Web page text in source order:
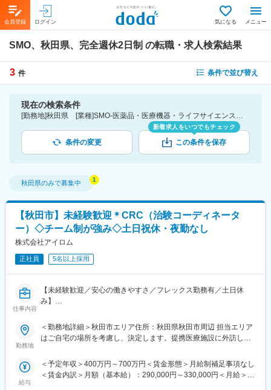
会員登録 ログイン 気になる メニュー
SMO、秋田県、完全週休2日制 の転職・求人検索結果
3 件 条件で並び替え
現在の検索条件
[勤務地]秋田県 [業種]SMO-医薬品・医療機器・ライフサイエンス・医療系サービス [こだわり条件ピックアップ]完全週休2日制 [詳細条件](休日・働き方)完全週休2日制
条件の変更
新着求人をいつでもチェック
この条件を保存
秋田県のみで募集中
【秋田市】未経験歓迎＊CRC（治験コーディネータ
ー）◇チーム制が強み◇土日祝休・夜勤なし
株式会社アイロム
正社員 5名以上採用
仕事内容
【未経験歓迎／安心の働きやすさ／フレックス勤務有／土日休
み】
■業務詳細／治験コーディネーター（CRCって何？）
新しい薬や治療法が安全で効果的かどうかを確かめるための臨床
＜具体的に＞
患者さんが治験に参加する手続きを助けたり、治験中のデータを
勤務地
＜勤務地詳細＞秋田市エリア住所：秋田県秋田市周辺 担当エリア
はご自宅の場所を考慮し、決定します。提携医療施設に外訪しま
給与
＜予定年収＞400万円～700万円＜賃金形態＞月給制補足事項なし
＜賃金内訳＞月額（基本給）：290,000円～330,000円＜月給＞